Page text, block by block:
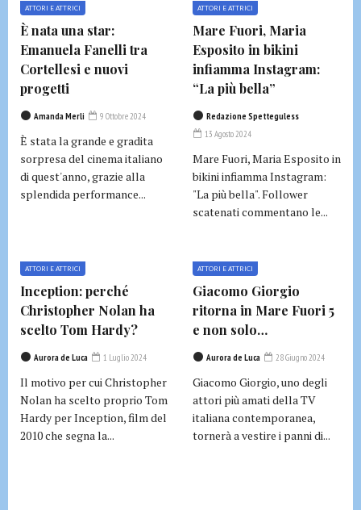
ATTORI E ATTRICI
È nata una star:
Emanuela Fanelli tra
Cortellesi e nuovi
progetti
Amanda Merli 9 Ottobre 2024
È stata la grande e gradita
sorpresa del cinema italiano
di quest'anno, grazie alla
splendida performance...
ATTORI E ATTRICI
Mare Fuori, Maria
Esposito in bikini
infiamma Instagram:
“La più bella”
Redazione Spetteguless
13 Agosto 2024
Mare Fuori, Maria Esposito in
bikini infiamma Instagram:
"La più bella". Follower
scatenati commentano le...
ATTORI E ATTRICI
Inception: perché
Christopher Nolan ha
scelto Tom Hardy?
Aurora de Luca 1 Luglio 2024
Il motivo per cui Christopher
Nolan ha scelto proprio Tom
Hardy per Inception, film del
2010 che segna la...
ATTORI E ATTRICI
Giacomo Giorgio
ritorna in Mare Fuori 5
e non solo…
Aurora de Luca 28 Giugno 2024
Giacomo Giorgio, uno degli
attori più amati della TV
italiana contemporanea,
tornerà a vestire i panni di...